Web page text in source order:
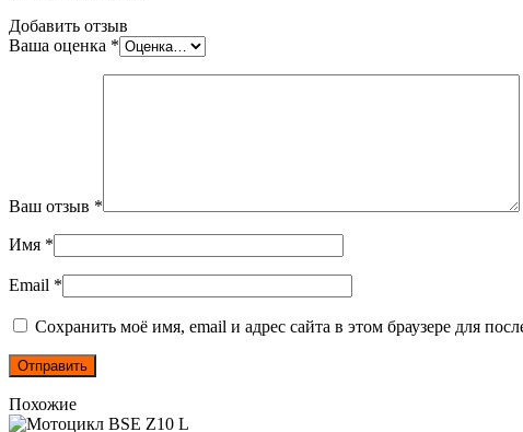
Добавить отзыв
Ваша оценка *
Ваш отзыв *
Имя *
Email *
Сохранить моё имя, email и адрес сайта в этом браузере для
Похожие